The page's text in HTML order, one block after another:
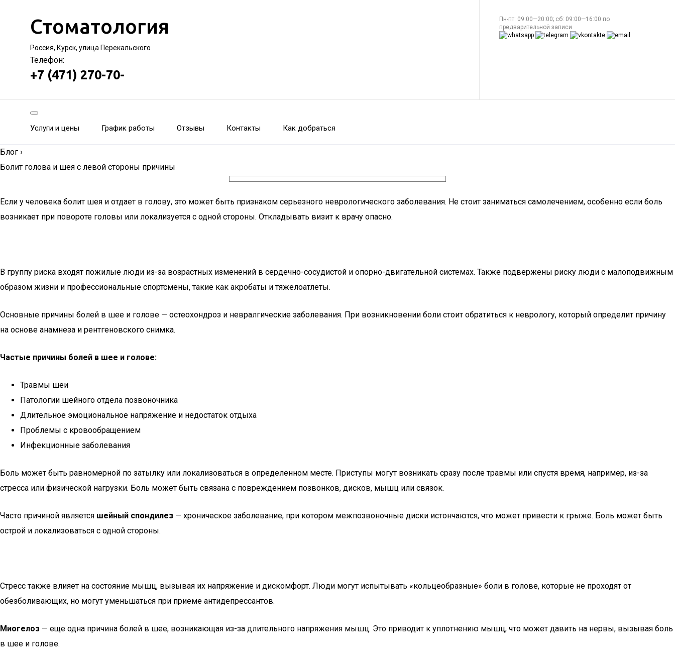
Стоматология
Россия, Курск, улица Перекальского
Телефон:
+7 (471) 270-70-
Пн-пт: 09:00—20:00; сб: 09:00—16:00 по
предварительной записи
Услуги и цены График работы Отзывы Контакты Как добраться
Блог ›
Болит голова и шея с левой стороны причины
Если у человека болит шея и отдает в голову, это может быть признаком серьезного неврологического заболевания. Не стоит заниматься самолечением, особенно если боль
возникает при повороте головы или локализуется с одной стороны. Откладывать визит к врачу опасно.
В группу риска входят пожилые люди из-за возрастных изменений в сердечно-сосудистой и опорно-двигательной системах. Также подвержены риску люди с малоподвижным
образом жизни и профессиональные спортсмены, такие как акробаты и тяжелоатлеты.
Основные причины болей в шее и голове — остеохондроз и невралгические заболевания. При возникновении боли стоит обратиться к неврологу, который определит причину
на основе анамнеза и рентгеновского снимка.
Частые причины болей в шее и голове:
Травмы шеи
Патологии шейного отдела позвоночника
Длительное эмоциональное напряжение и недостаток отдыха
Проблемы с кровообращением
Инфекционные заболевания
Боль может быть равномерной по затылку или локализоваться в определенном месте. Приступы могут возникать сразу после травмы или спустя время, например, из-за
стресса или физической нагрузки. Боль может быть связана с повреждением позвонков, дисков, мышц или связок.
Часто причиной является шейный спондилез — хроническое заболевание, при котором межпозвоночные диски истончаются, что может привести к грыже. Боль может быть
острой и локализоваться с одной стороны.
Стресс также влияет на состояние мышц, вызывая их напряжение и дискомфорт. Люди могут испытывать «кольцеобразные» боли в голове, которые не проходят от
обезболивающих, но могут уменьшаться при приеме антидепрессантов.
Миогелоз — еще одна причина болей в шее, возникающая из-за длительного напряжения мышц. Это приводит к уплотнению мышц, что может давить на нервы, вызывая боль
в шее и голове.